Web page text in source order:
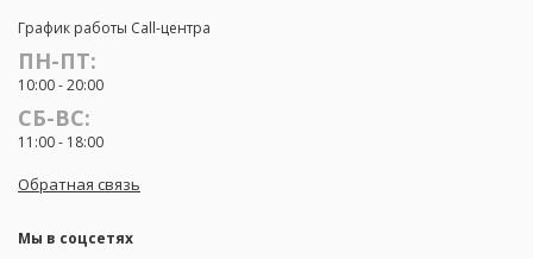
График работы Call-центра
ПН-ПТ:
10:00 - 20:00
СБ-ВС:
11:00 - 18:00
Обратная связь
Мы в соцсетях